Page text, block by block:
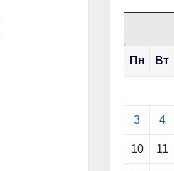
Пн Вт
3 4
10 11